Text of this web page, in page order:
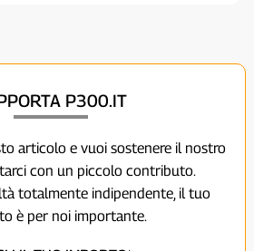
P300.IT
articolo e vuoi sostenere il nostro
con un piccolo contributo.
totalmente indipendente, il tuo
è per noi importante.